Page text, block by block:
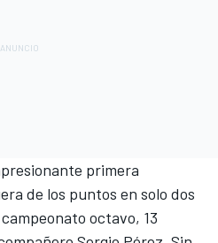
primera
de los puntos en solo dos
octavo, 13